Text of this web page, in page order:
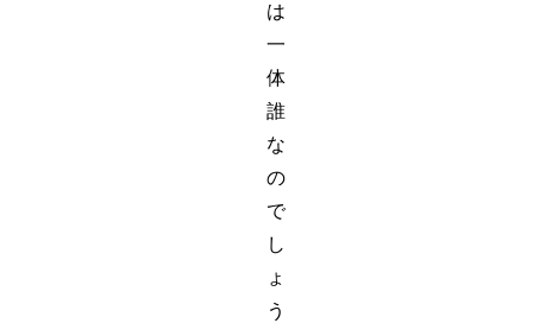
は
一
体
誰
な
の
で
し
ょ
う